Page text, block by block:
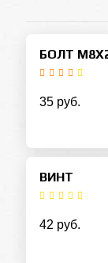
БОЛТ
35 руб.
ВИНТ
42 руб.